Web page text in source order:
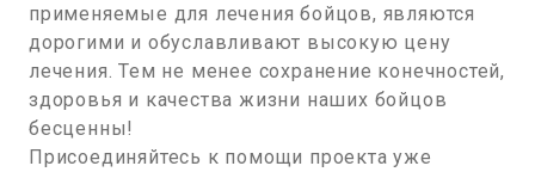
применяемые для лечения бойцов, являются
дорогими и обуславливают высокую цену
лечения. Тем не менее сохранение конечностей,
здоровья и качества жизни наших бойцов
бесценны!
Присоединяйтесь к помощи проекта уже